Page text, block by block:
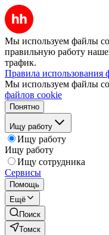
Мы используем файлы
правильную работу
трафик.
Правила использования
Мы используем файлы
файлов cookie
Понятно
Ищу работу
Ищу работу
Ищу работу
Ищу сотрудника
Сервисы
Помощь
Ещё
Поиск
Томск